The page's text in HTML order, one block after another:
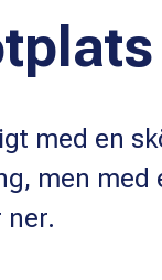
med en
men med
ner.